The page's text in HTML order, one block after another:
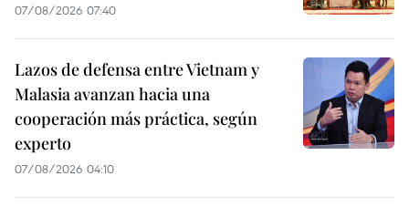
07/08/2026 07:40
Lazos de defensa entre Vietnam y
Malasia avanzan hacia una
cooperación más práctica, según
experto
07/08/2026 04:10